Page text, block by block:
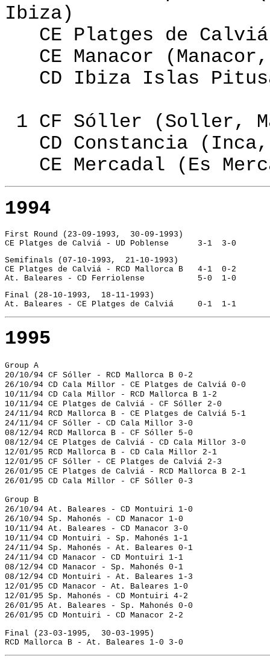
Ibiza)
CE Platges de
CE Manacor
CD Ibiza Islas
1 CF Sóller (Soller,
CD Constancia
CE Mercadal (Es
1994
First Round (23-09-1993,  30-09-1993)
CE Platges de Calviá - UD Poblense	3-1  3-0
Semifinals (07-10-1993,  21-10-1993)
CE Platges de Calviá - RCD Mallorca B	4-1  0-2
At. Baleares - CD Ferriolense		5-0  1-0
Final (28-10-1993,  18-11-1993)
At. Baleares - CE Platges de Calviá	0-1  1-1
1995
Group A
20/10/94 CF Sóller - RCD Mallorca B 0-2
26/10/94 CD Cala Millor - CE Platges de Calviá 0-0
10/11/94 CD Cala Millor - RCD Mallorca B 1-2
10/11/94 CE Platges de Calviá - CF Sóller 2-0
24/11/94 RCD Mallorca B - CE Platges de Calviá 5-1
24/11/94 CF Sóller - CD Cala Millor 3-0
08/12/94 RCD Mallorca B - CF Sóller 5-0
08/12/94 CE Platges de Calviá - CD Cala Millor 3-0
12/01/95 RCD Mallorca B - CD Cala Millor 2-1
12/01/95 CF Sóller - CE Platges de Calviá 2-3
26/01/95 CE Platges de Calviá - RCD Mallorca B 2-1
26/01/95 CD Cala Millor - CF Sóller 0-3
Group B
26/10/94 At. Baleares - CD Montuiri 1-0
26/10/94 Sp. Mahonés - CD Manacor 1-0
10/11/94 At. Baleares - CD Manacor 3-0
10/11/94 CD Montuiri - Sp. Mahonés 1-1
24/11/94 Sp. Mahonés - At. Baleares 0-1
24/11/94 CD Manacor - CD Montuiri 1-1
08/12/94 CD Manacor - Sp. Mahonés 0-1
08/12/94 CD Montuiri - At. Baleares 1-3
12/01/95 CD Manacor - At. Baleares 1-0
12/01/95 Sp. Mahonés - CD Montuiri 4-2
26/01/95 At. Baleares - Sp. Mahonés 0-0
26/01/95 CD Montuiri - CD Manacor 2-2
Final (23-03-1995,  30-03-1995)
RCD Mallorca B - At. Baleares 1-0 3-0